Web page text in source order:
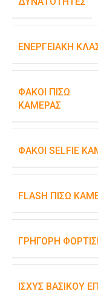
ΕΝΕΡΓΕΙΑΚΉ
ΦΑΚΟΊ ΠΊΣΩ
ΚΆΜΕΡΑΣ
ΦΑΚΟΊ SELFIE
FLASH ΠΊΣΩ
ΓΡΉΓΟΡΗ
ΙΣΧΎΣ ΒΑΣΙΚΟΎ